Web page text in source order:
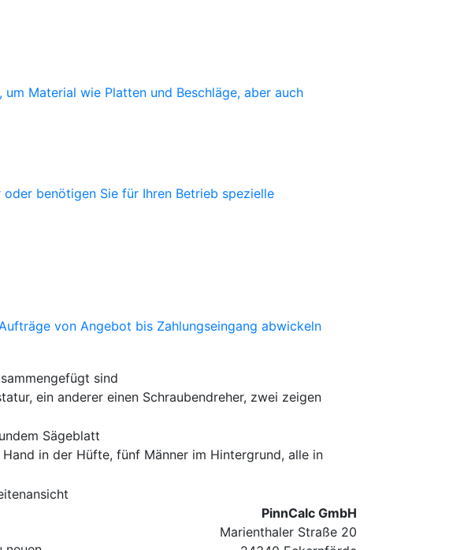
Material wie Platten und Beschläge, aber auch
benötigen Sie für Ihren Betrieb spezielle
von Angebot bis Zahlungseingang abwickeln
PinnCalc GmbH
Marienthaler Straße 20